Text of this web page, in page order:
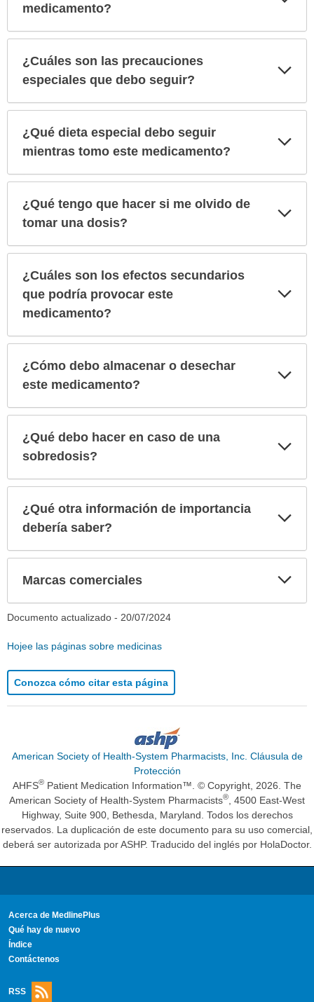
medicamento?
¿Cuáles son las precauciones
especiales que debo seguir?
¿Qué dieta especial debo seguir
mientras tomo este medicamento?
¿Qué tengo que hacer si me olvido de
tomar una dosis?
¿Cuáles son los efectos secundarios
que podría provocar este
medicamento?
¿Cómo debo almacenar o desechar
este medicamento?
¿Qué debo hacer en caso de una
sobredosis?
¿Qué otra información de importancia
debería saber?
Marcas comerciales
Documento actualizado - 20/07/2024
Hojee las páginas sobre medicinas
Conozca cómo citar esta página
American Society of Health-System Pharmacists, Inc. Cláusula de
Protección
AHFS® Patient Medication Information™. © Copyright, 2026. The
American Society of Health-System Pharmacists®
, 4500 East-West
Highway, Suite 900, Bethesda, Maryland. Todos los derechos
reservados. La duplicación de este documento para su uso comercial,
deberá ser autorizada por ASHP. Traducido del inglés por HolaDoctor.
Acerca de MedlinePlus
Qué hay de nuevo
Índice
Contáctenos
RSS